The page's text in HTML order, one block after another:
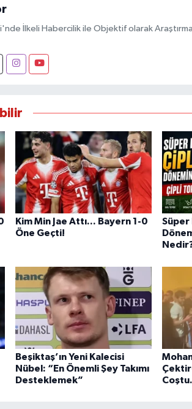
İlkeli Habercilik ile Objektif olarak
Kim Min Jae Attı... Bayern 1-0
Öne Geçti!
Süper
Beşiktaş’ın Yeni Kalecisi
Nübel: “En Önemli Şey Takımı
Desteklemek”